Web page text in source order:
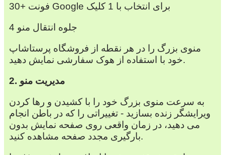
30+ فونت Google برای انتخاب با 1 کلیک
4 جلوه انتقال منو
منوی بزرگ را در هر نقطه از فروشگاه پرستاشاپ
خود با استفاده از هوک سفارشی نمایش دهید.
2. مدیریت منو
به سرعت منوی بزرگ خود را با کشیدن و رها کردن
ویرایشگر زنده بسازید - تغییراتی را که در باطن انجام
می دهید، در زمان واقعی روی صفحه نمایش بدون
بارگیری مجدد صفحه مشاهده کنید.